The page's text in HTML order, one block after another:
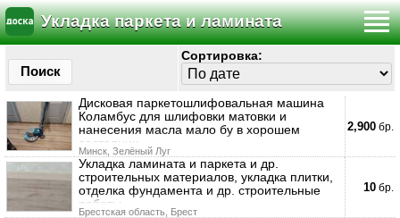
Укладка паркета и ламината
Поиск
Сортировка:
Дисковая паркетошлифовальная машина
Коламбус для шлифовки матовки и
нанесения масла мало бу в хорошем
состоянии
Минск, Зелёный Луг
2,900 бр.
Укладка ламината и паркета и др.
строительных материалов, укладка плитки,
отделка фундамента и др. строительные
работы.
Брестская область, Брест
10 бр.